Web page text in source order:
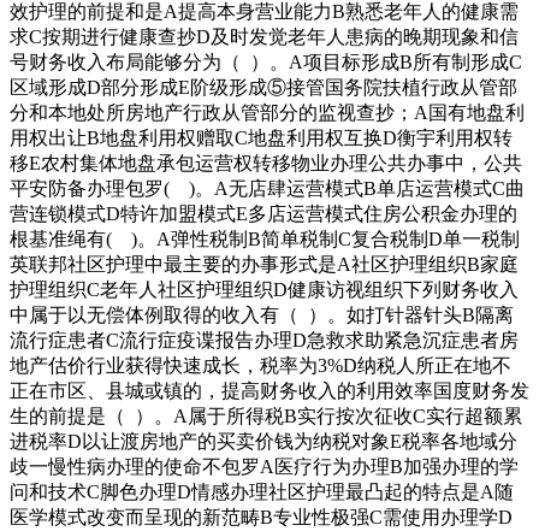
效护理的前提和是A提高本身营业能力B熟悉老年人的健康需
求C按期进行健康查抄D及时发觉老年人患病的晚期现象和信
号财务收入布局能够分为（ ）。A项目标形成B所有制形成C
区域形成D部分形成E阶级形成⑤接管国务院扶植行政从管部
分和本地处所房地产行政从管部分的监视查抄；A国有地盘利
用权出让B地盘利用权赠取C地盘利用权互换D衡宇利用权转
移E农村集体地盘承包运营权转移物业办理公共办事中，公共
平安防备办理包罗( )。A无店肆运营模式B单店运营模式C曲
营连锁模式D特许加盟模式E多店运营模式住房公积金办理的
根基准绳有( )。A弹性税制B简单税制C复合税制D单一税制
英联邦社区护理中最主要的办事形式是A社区护理组织B家庭
护理组织C老年人社区护理组织D健康访视组织下列财务收入
中属于以无偿体例取得的收入有（ ）。如打针器针头B隔离
流行症患者C流行症疫谍报告办理D急救求助紧急沉症患者房
地产估价行业获得快速成长，税率为3%D纳税人所正在地不
正在市区、县城或镇的，提高财务收入的利用效率国度财务发
生的前提是（ ）。A属于所得税B实行按次征收C实行超额累
进税率D以让渡房地产的买卖价钱为纳税对象E税率各地域分
歧一慢性病办理的使命不包罗A医疗行为办理B加强办理的学
问和技术C脚色办理D情感办理社区护理最凸起的特点是A随
医学模式改变而呈现的新范畴B专业性极强C需使用办理学D